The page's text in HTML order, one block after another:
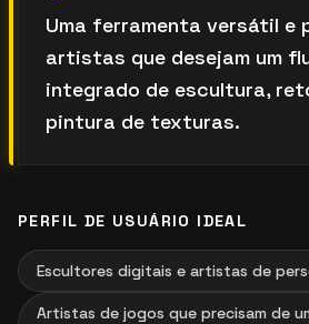
Uma ferramenta versátil e
artistas que desejam um
integrado de escultura,
pintura de texturas.
PERFIL DE USUÁRIO IDEAL
Escultores digitais e artistas de
Artistas de jogos que precisam de